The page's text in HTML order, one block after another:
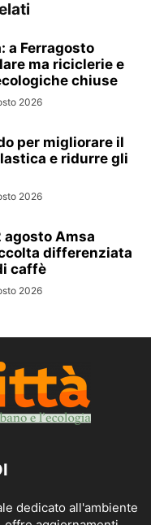
a Ferragosto
ma riciclerie e
chiuse
2026
per migliorare il
e ridurre gli
2026
agosto Amsa
differenziata
caffè
2026
dedicato all'ambiente